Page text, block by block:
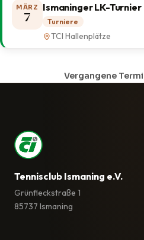
MÄRZ
7
Ismaninger LK-Turnier
Turniere
TCI Hallenplätze
Vergangene
Tennisclub Ismaning e.V.
Grünfleckstraße 1
85737 Ismaning